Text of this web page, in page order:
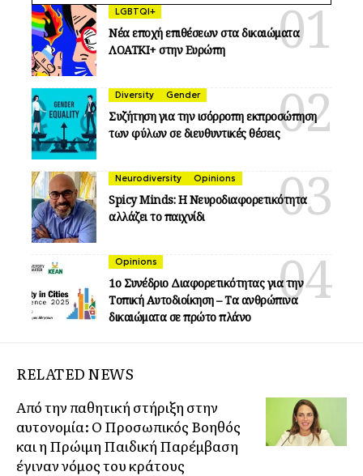
LGBTQI+
Νέα εποχή επιθέσεων στα δικαιώματα
ΛΟΑΤΚΙ+ στην Ευρώπη
Diversity Gender
Συζήτηση για την ισόρροπη εκπροσώπηση
των φύλων σε διευθυντικές θέσεις
Neurodiversity Opinions
Spicy Minds: Η Νευροδιαφορετικότητα
αλλάζει το παιχνίδι
Opinions
1ο Συνέδριο Διαφορετικότητας για την
Τοπική Αυτοδιοίκηση – Τα ανθρώπινα
δικαιώματα σε πρώτο πλάνο
RELATED NEWS
Από την παθητική στήριξη στην
αυτονομία: Ο Προσωπικός Βοηθός
και η Πρώιμη Παιδική Παρέμβαση
έγιναν νόμος του κράτους